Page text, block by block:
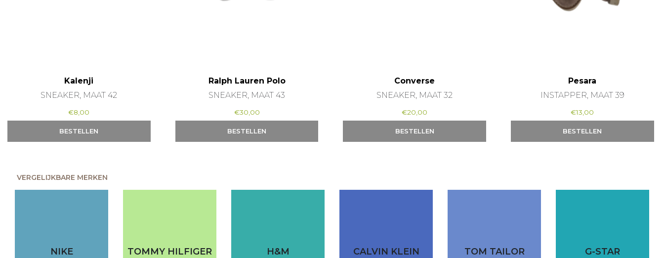
Kalenji
SNEAKER, MAAT 42
€8,00
BESTELLEN
Ralph Lauren Polo
SNEAKER, MAAT 43
€30,00
BESTELLEN
Converse
SNEAKER, MAAT 32
€20,00
BESTELLEN
Pesara
INSTAPPER, MAAT 39
€13,00
BESTELLEN
VERGELIJKBARE MERKEN
NIKE TOMMY HILFIGER H&M CALVIN KLEIN TOM TAILOR G-STAR